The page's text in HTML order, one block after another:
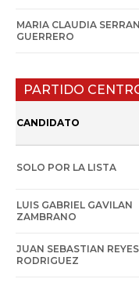
MARIA CLAUDIA
GUERRERO
PARTIDO
CANDIDATO
SOLO POR LA LISTA
LUIS GABRIEL GAVILAN
ZAMBRANO
JUAN SEBASTIAN REYES
RODRIGUEZ